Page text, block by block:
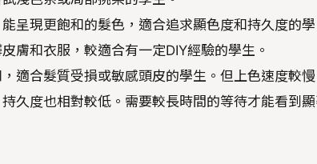
呈現更飽和的髮色，適合追求顯色度和持久度的學
膚和衣服，較適合有一定DIY經驗的學生。
適合髮質受損或敏感頭皮的學生。但上色速度較
久度也相對較低。需要較長時間的等待才能看到